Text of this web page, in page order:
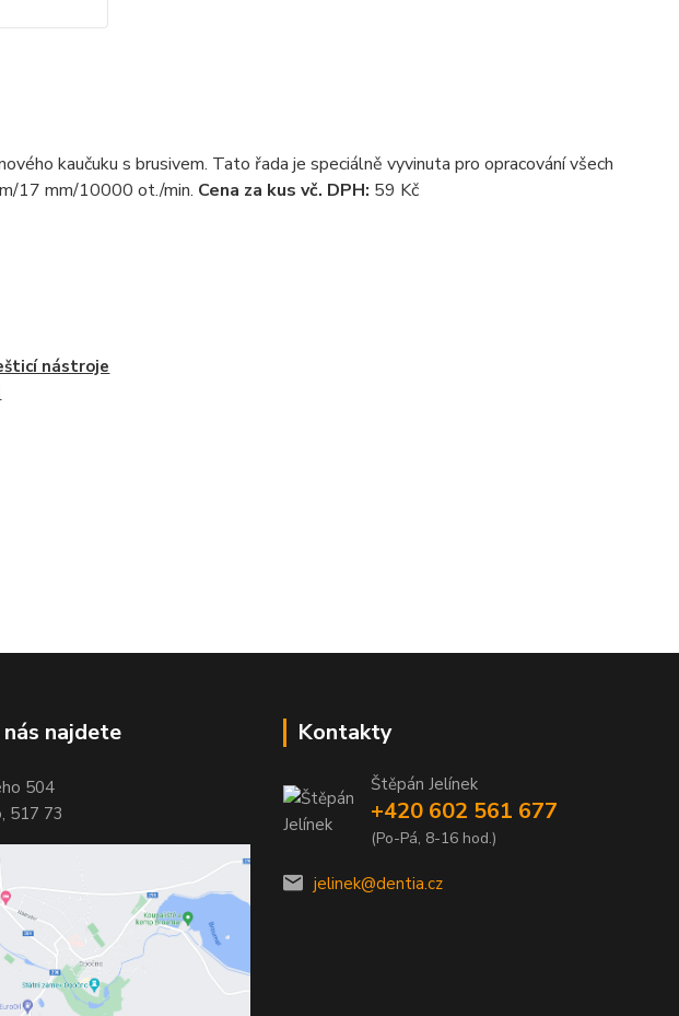
kaučuku s brusivem. Tato řada je speciálně vyvinuta pro opracování všech
17 mm/10000 ot./min. Cena za kus vč. DPH: 59 Kč
nástroje
nás najdete
504
517 73
Kontakty
Štěpán Jelínek
+420 602 561 677
(Po-Pá, 8-16 hod.)
jelinek@dentia.cz